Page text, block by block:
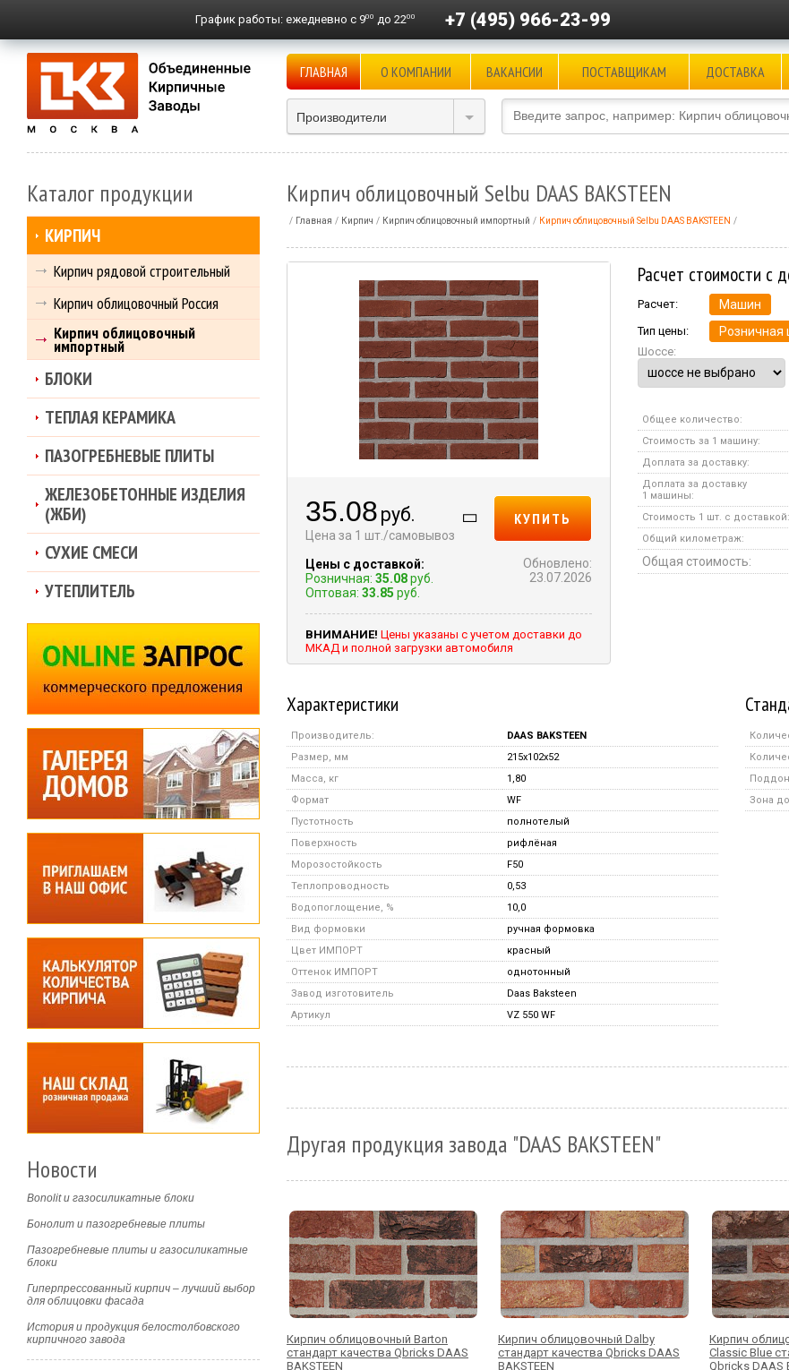
График работы: ежедневно с 900 до 2200 +7 (495) 966-23-99
ГЛАВНАЯ О КОМПАНИИ ВАКАНСИИ ПОСТАВЩИКАМ ДОСТАВКА
Производители
Кирпич облицовочный Selbu DAAS BAKSTEEN
Главная Кирпич Кирпич облицовочный импортный Кирпич облицовочный Selbu DAAS BAKSTEEN
35.08 руб.
Цена за 1 шт./самовывоз
Цены с доставкой:
Розничная: 35.08руб.
Оптовая: 33.85 руб.
КУПИТЬ
Обновлено:
23.07.2026
ВНИМАНИЕ! Цены указаны с учетом доставки до
МКАД и полной загрузки автомобиля
Расчет стоимости с
Расчет: Машин
Тип цены: Розничная
Шоссе:
Общее количество:
Стоимость за 1 машину:
Доплата за доставку:
Доплата за доставку
1 машины:
Стоимость 1 шт. с доставкой:
Общий километраж:
Общая стоимость:
Характеристики
Производитель:
DAAS BAKSTEEN
Размер, мм
215x102x52
Масса, кг
1,80
Формат
WF
Пустотность
полнотелый
Поверхность
рифлёная
Морозостойкость
F50
Теплопроводность
0,53
Водопоглощение, %
10,0
Вид формовки
ручная формовка
Цвет ИМПОРТ
красный
Оттенок ИМПОРТ
однотонный
Завод изготовитель
Daas Baksteen
Артикул
VZ 550 WF
Зона
Другая продукция завода "DAAS BAKSTEEN"
Кирпич облицовочный Barton
стандарт качества Qbricks DAAS
BAKSTEEN
Кирпич облицовочный Dalby
стандарт качества Qbricks DAAS
BAKSTEEN
Кирпич
Classic Blue
Qbricks DAAS
Каталог продукции
КИРПИЧ
Кирпич рядовой строительный
Кирпич облицовочный Россия
Кирпич облицовочный
импортный
БЛОКИ
ТЕПЛАЯ КЕРАМИКА
ПАЗОГРЕБНЕВЫЕ ПЛИТЫ
ЖЕЛЕЗОБЕТОННЫЕ ИЗДЕЛИЯ
(ЖБИ)
СУХИЕ СМЕСИ
УТЕПЛИТЕЛЬ
Новости
Bonolit и газосиликатные блоки
Бонолит и пазогребневые плиты
Пазогребневые плиты и газосиликатные
блоки
Гиперпрессованный кирпич – лучший выбор
для облицовки фасада
История и продукция белостолбовского
кирпичного завода